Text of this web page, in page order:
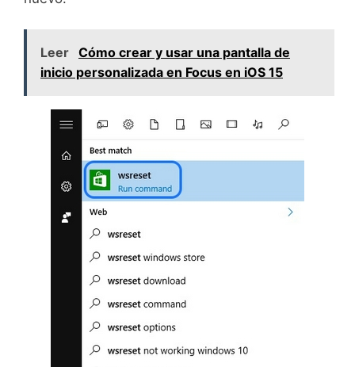
Leer Cómo crear y usar una pantalla de
inicio personalizada en Focus en iOS 15